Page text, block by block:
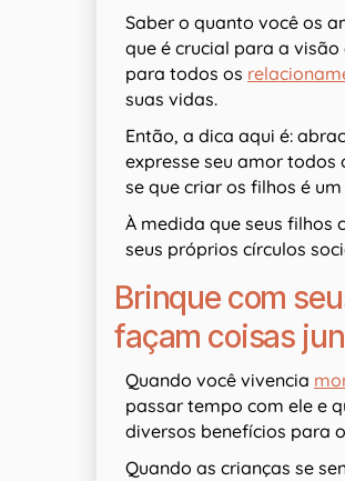
Saber o quanto você os
que é crucial para a
para todos os
suas vidas.
Então, a dica aqui é:
expresse seu amor todos
se que criar os filhos é
À medida que seus filhos
seus próprios círculos
Brinque com
façam coisas
Quando você vivencia
passar tempo com ele e
diversos benefícios para
Quando as crianças se